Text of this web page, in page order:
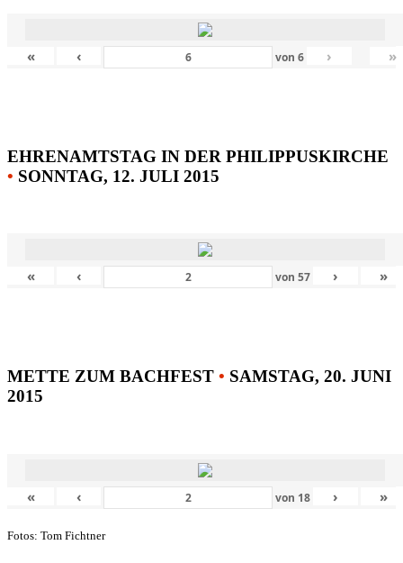
« ‹ von6 › »
EHRENAMTSTAG IN DER PHILIPPUSKIRCHE
• SONNTAG, 12. JULI 2015
« ‹ von57 › »
METTE ZUM BACHFEST • SAMSTAG, 20. JUNI
2015
« ‹ von 18 › »
Fotos: Tom Fichtner